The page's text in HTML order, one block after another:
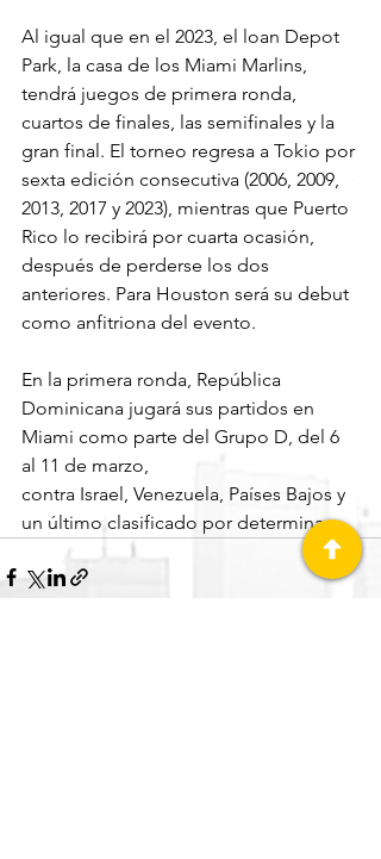
Al igual que en el 2023, el loan Depot
Park, la casa de los Miami Marlins,
tendrá juegos de primera ronda,
cuartos de finales, las semifinales y la
gran final. El torneo regresa a Tokio por
sexta edición consecutiva (2006, 2009,
2013, 2017 y 2023), mientras que Puerto
Rico lo recibirá por cuarta ocasión,
después de perderse los dos
anteriores. Para Houston será su debut
como anfitriona del evento.
En la primera ronda, República
Dominicana jugará sus partidos en
Miami como parte del Grupo D, del 6
al 11 de marzo,
contra Israel, Venezuela, Países Bajos y
un último clasificado por determinar.